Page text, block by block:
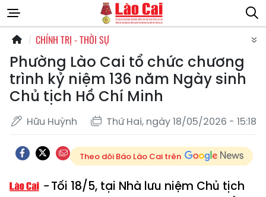
CHÍNH TRỊ - THỜI SỰ
Phường Lào Cai tổ chức chương
trình kỷ niệm 136 năm Ngày sinh
Chủ tịch Hồ Chí Minh
Hữu Huỳnh Thứ Hai, ngày 18/05/2026 - 15:18
Theo dõi Báo Lào Cai trên
Tối 18/5, tại Nhà lưu niệm Chủ tịch